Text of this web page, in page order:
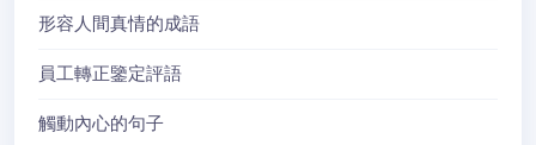
形容人間真情的成語
員工轉正鑒定評語
觸動內心的句子